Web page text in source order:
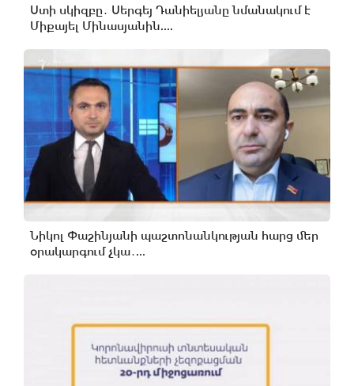
Ստի սկիզբը․ Սերգեյ Դանիելյանը նմանակում է
Միքայել Մինասյանին....
Նիկոլ Փաշինյանի պաշտոնանկության հարց մեր
օրակարգում չկա․...